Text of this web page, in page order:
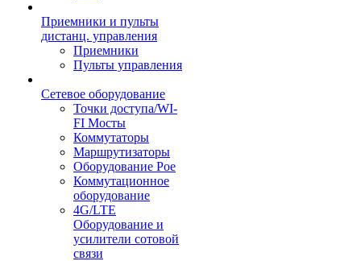
Приемники и пульты
дистанц. управления
Приемники
Пульты управления
Сетевое оборудование
Точки доступа/WI-
FI Мосты
Коммутаторы
Маршрутизаторы
Оборудование Poe
Коммутационное
оборудование
4G/LTE
Оборудование и
усилители сотовой
связи